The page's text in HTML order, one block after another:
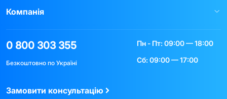
Компанія
0 800 303 355
Безкоштовно по Україні
Пн - Пт: 09:00 — 18:00
Сб: 09:00 — 17:00
Замовити консультацію